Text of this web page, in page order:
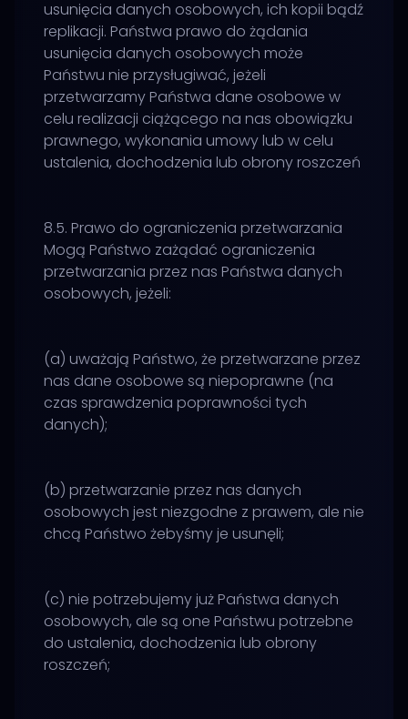
usunięcia danych osobowych, ich kopii bądź
replikacji. Państwa prawo do żądania
usunięcia danych osobowych może
Państwu nie przysługiwać, jeżeli
przetwarzamy Państwa dane osobowe w
celu realizacji ciążącego na nas obowiązku
prawnego, wykonania umowy lub w celu
ustalenia, dochodzenia lub obrony roszczeń
8.5. Prawo do ograniczenia przetwarzania
Mogą Państwo zażądać ograniczenia
przetwarzania przez nas Państwa danych
osobowych, jeżeli:
(a) uważają Państwo, że przetwarzane przez
nas dane osobowe są niepoprawne (na
czas sprawdzenia poprawności tych
danych);
(b) przetwarzanie przez nas danych
osobowych jest niezgodne z prawem, ale nie
chcą Państwo żebyśmy je usunęli;
(c) nie potrzebujemy już Państwa danych
osobowych, ale są one Państwu potrzebne
do ustalenia, dochodzenia lub obrony
roszczeń;